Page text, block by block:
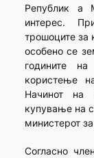
Републик а
интерес.
трошоците за
особено се
годините на
користење
Начинот на
купување на
министерот
Согласно